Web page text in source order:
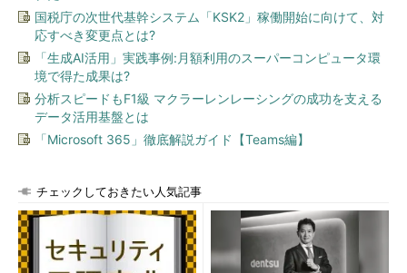
国税庁の次世代基幹システム「KSK2」稼働開始に向けて、対
応すべき変更点とは?
「生成AI活用」実践事例:月額利用のスーパーコンピュータ環
境で得た成果は?
分析スピードもF1級 マクラーレンレーシングの成功を支える
データ活用基盤とは
「Microsoft 365」徹底解説ガイド【Teams編】
チェックしておきたい人気記事